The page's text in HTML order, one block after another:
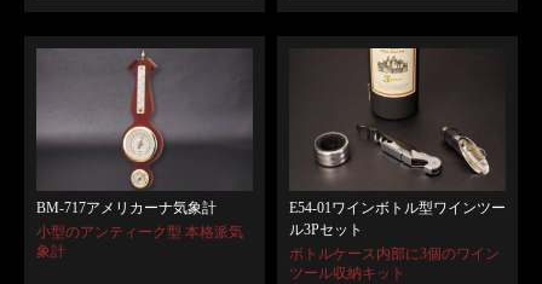
BM-717アメリカーナ気象計
小型のアンティーク型 本格派気
象計
E54-01ワインボトル型ワインツー
ル3Pセット
ボトルケース内部に3個のワイン
ツール収納キット